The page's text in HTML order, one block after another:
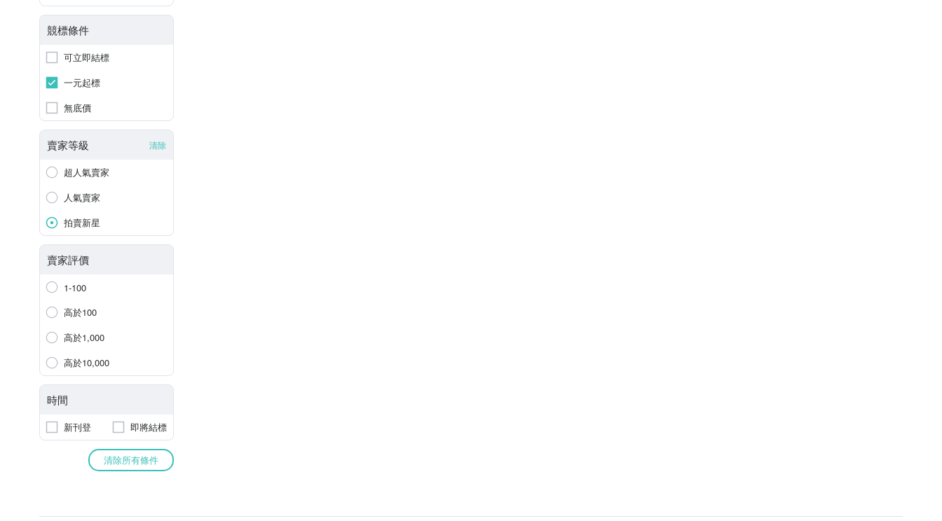
競標條件
可立即結標
一元起標
無底價
賣家等級 清除
超人氣賣家
人氣賣家
拍賣新星
賣家評價
1-100
高於100
高於1,000
高於10,000
時間
新刊登 即將結標
清除所有條件